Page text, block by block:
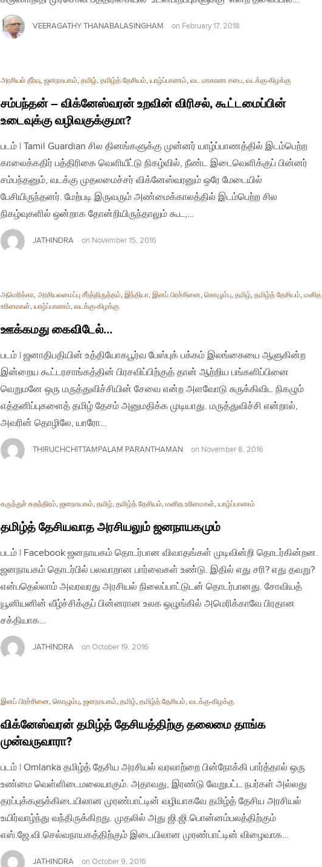
VEERAGATHY THANABALASINGHAM on February 17, 2018
அரசியல் தீர்வு, ஜனநாயகம், தமிழ், தமிழ்த் தேசியம், யாழ்ப்பாணம், வட மாகாண சபை, வடக்கு-கிழக்கு
சம்பந்தன் – விக்னேஸ்வரன் உறவின் விரிசல், கூட்டமைப்பின்
உடைவுக்கு வழிவகுக்குமா?
படம் | Tamil Guardian சில தினங்களுக்கு முன்னர் யாழ்ப்பாணத்தில் இடம்பெற்ற
காலைக்கதிர் பத்திரிகை வெளியீட்டு நிகழ்வில், நீண்ட இடைவெளிக்குப் பின்னர்
சம்பந்தனும், வடக்கு முதலமைச்சர் விக்னேஸ்வரனும் ஒரே மேடையில்
பேசியிருந்தனர். மேற்படி இருவரும் அண்மைக்காலத்தில் இடம்பெற்ற சில
நிகழ்வுகளில் ஒன்றாக தோன்றியிருந்தாலும் கூட,…
JATHINDRA on November 15, 2016
அமெரிக்கா, அரசியலமைப்பு சீர்த்திருத்தம், இந்தியா, இனப் பிரச்சினை, கொழும்பு, தமிழ், தமிழ்த் தேசியம், மனித
உரிமைகள், யாழ்ப்பாணம், வடக்கு-கிழக்கு
ஊக்கமது கைவிடேல்…
படம் | ஜனாதிபதியின் உத்தியோகபூர்வ பேஸ்புக் பக்கம் இலங்கையை ஆளுகின்ற
இன்றைய கூட்டரசாங்கத்தின் பிரசவிப்பிற்குத் தான் ஆற்றிய பங்களிப்பினை
வெறுமனே ஒரு மருத்துவிச்சியின் சேவை என்ற அளவோடு சுருக்கிவிட நிகழும்
எத்தனிப்புகளைத் தமிழ் தேசம் அனுமதிக்க முடியாது. மருத்துவிச்சி என்றால்,
அவரின் தொழிலே, யாரோ…
THIRUCHCHITTAMPALAM PARANTHAMAN on November 8, 2016
கருத்துச் சுதந்திரம், ஜனநாயகம், தமிழ், தமிழ்த் தேசியம், மனித உரிமைகள், யாழ்ப்பாணம்
தமிழ்த் தேசியவாத அரசியலும் ஜனநாயகமும்
படம் | Facebook ஜனநாயகம் தொடர்பான விவாதங்கள் முடிவின்றி தொடர்கின்றன.
ஜனநாயகம் தொடர்பில் பலவாறான பார்வைகள் உண்டு. இதில் எது சரி? எது தவறு?
என்பதெல்லாம் அவரவரது அரசியல் நிலைப்பாட்டுடன் தொடர்பானது. சோவியத்
யூனியனின் வீழ்ச்சிக்குப் பின்னரான உலக ஒழுங்கில் அமெரிக்காவே பிரதான
சக்தியாக…
JATHINDRA on October 19, 2016
இனப் பிரச்சினை, கொழும்பு, ஜனநாயகம், தமிழ், தமிழ்த் தேசியம், வடக்கு-கிழக்கு
விக்னேஸ்வரன் தமிழ்த் தேசியத்திற்கு தலைமை தாங்க
முன்வருவாரா?
படம் | Omlanka தமிழ்த் தேசிய அரசியல் வரலாற்றை பின்நோக்கி பார்த்தால் ஒரு
உண்மை வெள்ளிடைமலையாகும். அதாவது, இரண்டு வேறுபட்ட நபர்கள் அல்லது
தரப்புக்களுக்கிடையிலான முரண்பாட்டின் வழியாகவே தமிழ்த் தேசிய அரசியல்
உயிர்வாழ்ந்து வந்திருக்கிறது. முதலில் அது ஜி.ஜி.பொன்னம்பலத்திற்கும்
எஸ்.ஜே.வி.செல்வநாயகத்திற்கும் இடையிலான முரண்பாட்டின் விழைவாக…
JATHINDRA on October 9, 2016